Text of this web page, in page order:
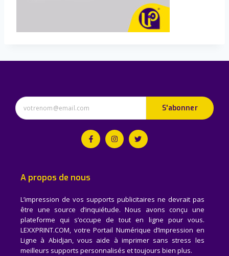
S'abonner
A propos de nous
L’impression de vos supports publicitaires ne devrait pas
être une source d’inquiétude. Nous avons conçu une
plateforme qui s’occupe de tout en ligne pour vous.
LEXXPRINT.COM, votre Portail Numérique d’Impression en
Ligne à Abidjan, vous aide à imprimer sans stress les
meilleurs supports personnalisés et toujours bien plus.